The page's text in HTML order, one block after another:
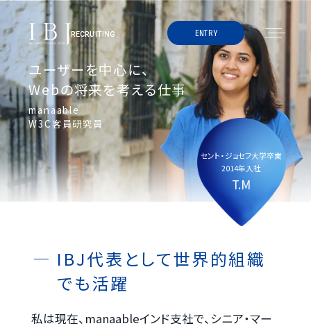
RECRUITING ENTRY
menu
ユーザーを中心に、
Webの将来を考える仕事
manaable
W3C客員研究員
セント・ジョセフ大学卒業
2014年入社
T.M
IBJ代表として世界的組織
でも活躍
私は現在、manaableインド支社で、シニア・マー